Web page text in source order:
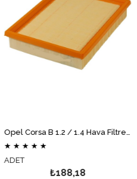
Opel Corsa B 1.2 / 1.4 Hava Filtresi MOTOCAR
★ ★ ★ ★ ★
ADET
₺188,18